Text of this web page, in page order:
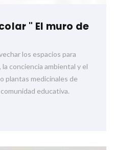
" El muro de
los espacios para
conciencia ambiental y el
plantas medicinales de
educativa.